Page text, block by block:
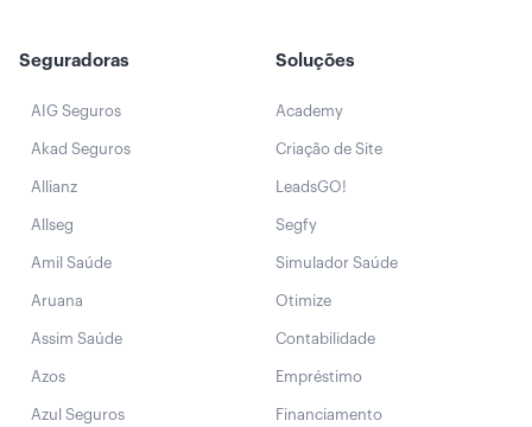
Seguradoras
AIG Seguros
Akad Seguros
Allianz
Allseg
Amil Saúde
Aruana
Assim Saúde
Azos
Azul Seguros
Soluções
Academy
Criação de Site
LeadsGO!
Segfy
Simulador Saúde
Otimize
Contabilidade
Empréstimo
Financiamento